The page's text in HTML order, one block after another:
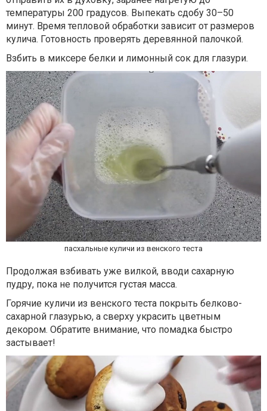
температуры 200 градусов. Выпекать сдобу 30–50
минут. Время тепловой обработки зависит от размеров
кулича. Готовность проверять деревянной палочкой.
Взбить в миксере белки и лимонный сок для глазури.
пасхальные куличи из венского теста
Продолжая взбивать уже вилкой, вводи сахарную
пудру, пока не получится густая масса.
Горячие куличи из венского теста покрыть белково-
сахарной глазурью, а сверху украсить цветным
декором. Обратите внимание, что помадка быстро
застывает!